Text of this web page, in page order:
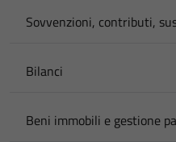
Sovvenzioni, contributi,
Bilanci
Beni immobili e gestione